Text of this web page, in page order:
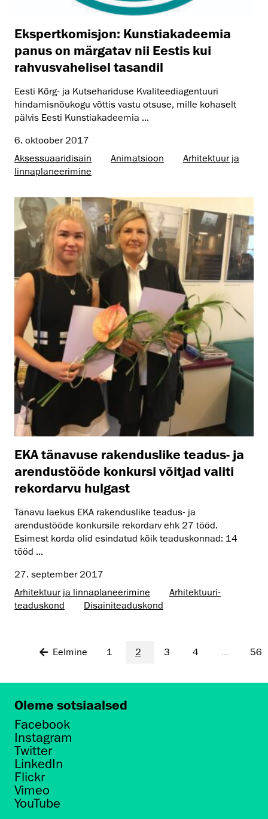
Ekspertkomisjon: Kunstiakadeemia
panus on märgatav nii Eestis kui
rahvusvahelisel tasandil
Eesti Kõrg- ja Kutsehariduse Kvaliteediagentuuri
hindamisnõukogu võttis vastu otsuse, mille kohaselt
pälvis Eesti Kunstiakadeemia ...
6. oktoober 2017
Aksessuaaridisain
Animatsioon
Arhitektuur ja
linnaplaneerimine
EKA tänavuse rakenduslike teadus- ja
arendustööde konkursi võitjad valiti
rekordarvu hulgast
Tänavu laekus EKA rakenduslike teadus- ja
arendustööde konkursile rekordarv ehk 27 tööd.
Esimest korda olid esindatud kõik teaduskonnad: 14
tööd ...
27. september 2017
Arhitektuur ja linnaplaneerimine
Arhitektuuri­
teaduskond
Disaini­­teaduskond
Eelmine 1 2 3 4 ... 56
Oleme sotsiaalsed
Facebook
Instagram
Twitter
LinkedIn
Flickr
Vimeo
YouTube